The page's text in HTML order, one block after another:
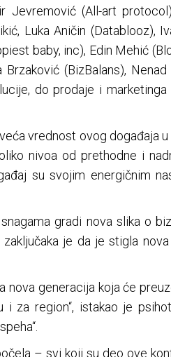
Jevremović (All-art
Luka Aničin (Datablooz),
baby, inc), Edin Mehić
(BizBalans),
do prodaje i marketinga
vrednost ovog događaja
nivoa od prethodne i
su svojim energičnim
gradi nova slika o
je da je stigla
nova generacija koja će
za region“, istakao je
– svi koji su deo ove